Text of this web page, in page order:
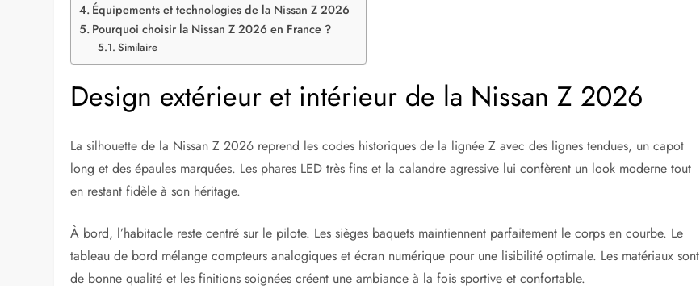
Équipements et technologies de la Nissan Z 2026
Pourquoi choisir la Nissan Z 2026 en France ?
Similaire
Design extérieur et intérieur de la Nissan Z 2026
La silhouette de la Nissan Z 2026 reprend les codes historiques de la lignée Z avec des lignes tendues, un capot
long et des épaules marquées. Les phares LED très fins et la calandre agressive lui confèrent un look moderne tout
en restant fidèle à son héritage.
À bord, l’habitacle reste centré sur le pilote. Les sièges baquets maintiennent parfaitement le corps en courbe. Le
tableau de bord mélange compteurs analogiques et écran numérique pour une lisibilité optimale. Les matériaux sont
de bonne qualité et les finitions soignées créent une ambiance à la fois sportive et confortable.